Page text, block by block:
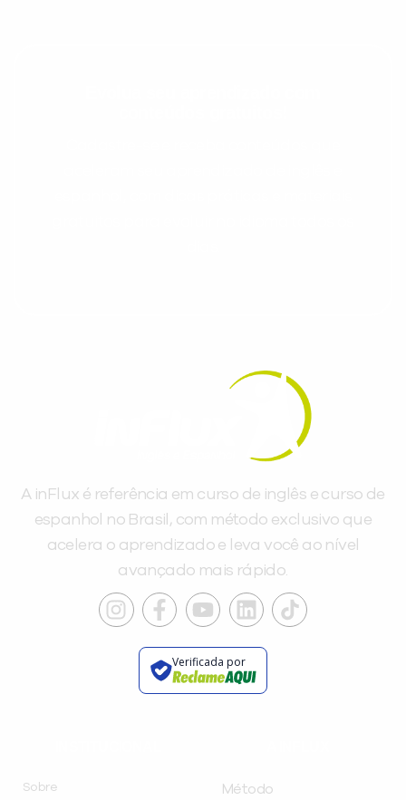
A inFlux é referência em curso de inglês e curso de
espanhol no Brasil, com método exclusivo que
acelera o aprendizado e leva você ao nível
avançado mais rápido.
Verificada por
Sobre
Método